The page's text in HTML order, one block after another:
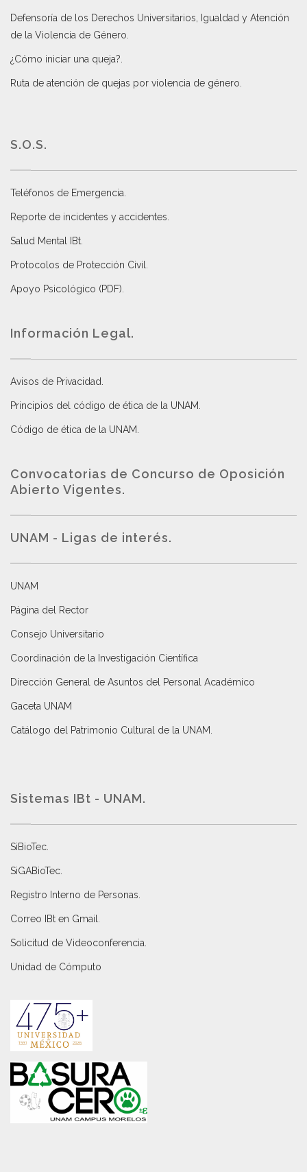
Defensoría de los Derechos Universitarios, Igualdad y Atención
de la Violencia de Género
¿Cómo iniciar una queja?
Ruta de atención de quejas por violencia de género
S.O.S.
Teléfonos de Emergencia.
Reporte de incidentes y accidentes
Salud Mental IBt
Protocolos de Protección Civil
Apoyo Psicológico (PDF)
Información Legal.
Avisos de Privacidad
Principios del código de ética de la UNAM
Código de ética de la UNAM
Convocatorias de Concurso de Oposición
Abierto Vigentes.
UNAM - Ligas de interés.
UNAM
Página del Rector
Consejo Universitario
Coordinación de la Investigación Científica
Dirección General de Asuntos del Personal Académico
Gaceta UNAM
Catálogo del Patrimonio Cultural de la UNAM.
Sistemas IBt - UNAM.
SiBioTec
SiGABioTec.
Registro Interno de Personas
Correo IBt en Gmail
Solicitud de Videoconferencia.
Unidad de Cómputo